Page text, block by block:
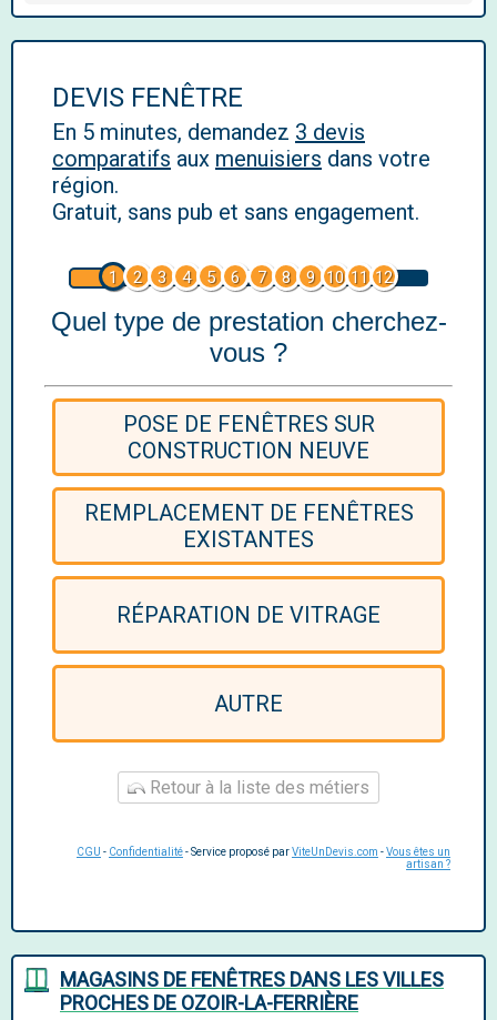
DEVIS FENÊTRE
En 5 minutes, demandez 3 devis
comparatifs aux menuisiers dans votre
région.
Gratuit, sans pub et sans engagement.
1 2 3 4 5 6 7 8 9 10 11 12
Quel type de prestation cherchez-
vous ?
POSE DE FENÊTRES SUR
CONSTRUCTION NEUVE
REMPLACEMENT DE FENÊTRES
EXISTANTES
RÉPARATION DE VITRAGE
AUTRE
Retour à la liste des métiers
CGU - Confidentialité- Service proposé parViteUnDevis.com -Vous êtes un
artisan ?
MAGASINS DE FENÊTRES DANS LES VILLES
PROCHES DE OZOIR-LA-FERRIÈRE